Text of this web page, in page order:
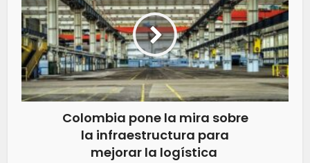
Colombia pone la mira sobre
la infraestructura para
mejorar la logística